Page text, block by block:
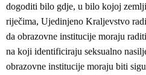
dogoditi bilo gdje, u bilo kojoj
riječima, Ujedinjeno Kraljevstvo
da obrazovne institucije moraju
na koji identificiraju seksualno
obrazovne institucije moraju biti